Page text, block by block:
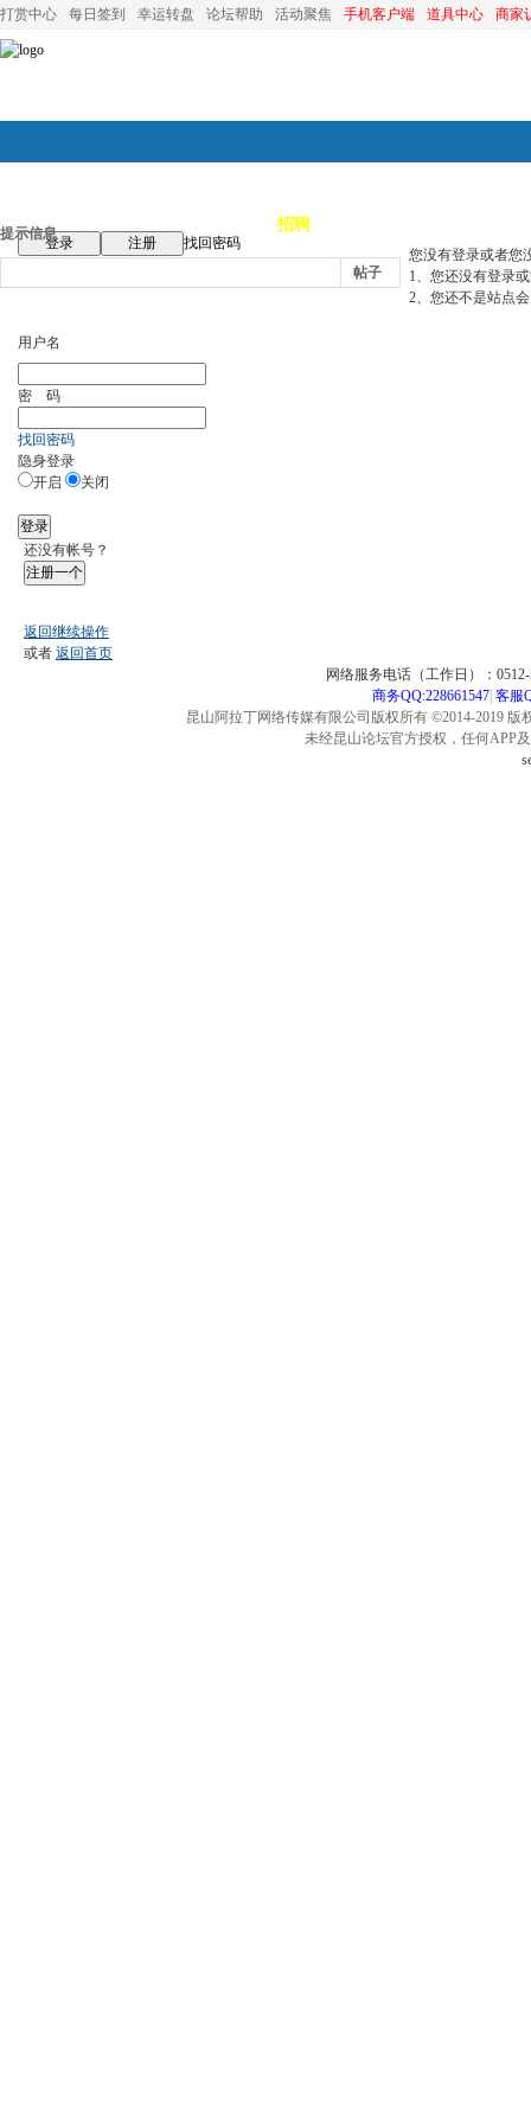
打赏中心 每日签到 幸运转盘 论坛帮助 活动聚焦 手机客户端 道具中心 商家
论坛首页 招聘
登录 注册
找回密码
帖子
提示信息
您没有登录或者您
1、您还没有登录
2、您还不是站点
用户名
密 码
找回密码
隐身登录
开启
关闭
登录
还没有帐号？
注册一个
返回继续操作
或者 返回首页
网络服务电话（工作日）：
商务QQ:228661547| 客服
昆山阿拉丁网络传媒有限公司版权所有 ©2014-2019
未经昆山论坛官方授权，任何APP